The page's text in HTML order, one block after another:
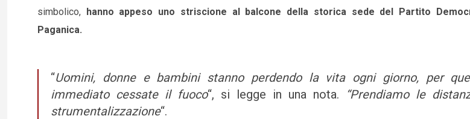
simbolico, hanno appeso uno striscione al balcone della storica sede del Partito
Paganica.
“Uomini, donne e bambini stanno perdendo la vita ogni giorno, per
immediato cessate il fuoco“, si legge in una nota. “Prendiamo le
strumentalizzazione“.